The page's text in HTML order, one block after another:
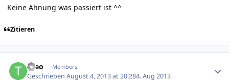
Keine Ahnung was passiert ist ^^
Zitieren
theo Members
GeschriebenAugust 4, 2013 at 20:284. Aug 2013